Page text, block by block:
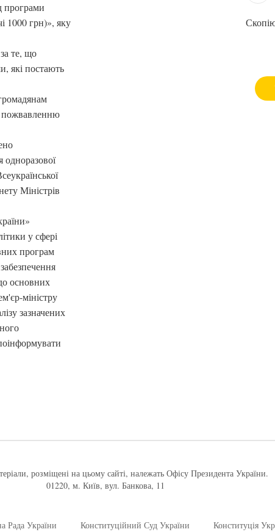
програми
1000 грн)», яку
те, що
які постають
пожвавленню
одноразової
Міністрів
у сфері
програм
основних
міністру
зазначених
розміщені на цьому сайті, належать Офісу Президента України.
01220, м. Київ, вул. Банкова, 11
Рада України Конституційний Суд України Конституція